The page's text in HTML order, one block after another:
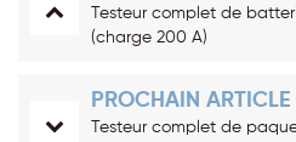
Testeur complet de
(charge 200 A)
PROCHAIN ARTICLE
Testeur complet de